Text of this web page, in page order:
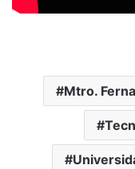
Mtro.